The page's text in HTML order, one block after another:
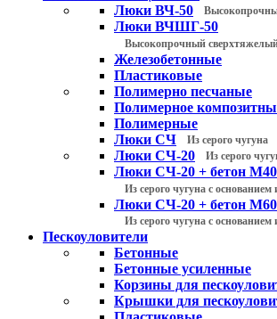
Люки ВЧ-50
Люки ВЧШГ-50
Высокопрочный
Железобетонные
Пластиковые
Полимерно песчаные
Полимерное
Полимерные
Люки СЧ
Из серого чугуна
Люки СЧ-20 Из серого
Люки СЧ-20 + бетон
Из серого чугуна с
Люки СЧ-20 + бетон
Из серого чугуна с
Пескоуловители
Бетонные
Бетонные усиленные
Корзины для
Крышки для